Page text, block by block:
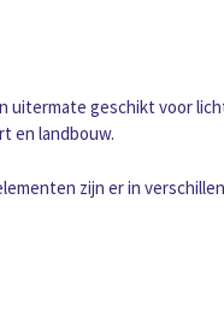
uitermate geschikt voor
en landbouw.
zijn er in